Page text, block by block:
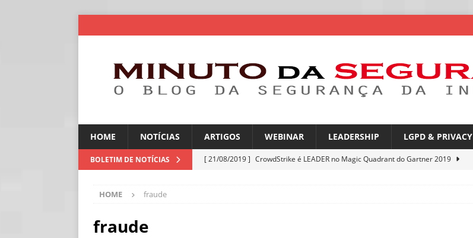
HOME NOTÍCIAS ARTIGOS WEBINAR LEADERSHIP LGPD & PRIVACY
BOLETIM DE NOTÍCIAS [ 21/08/2019 ] CrowdStrike é LEADER no Magic Quadrant do Gartner 2019
HOME fraude
fraude